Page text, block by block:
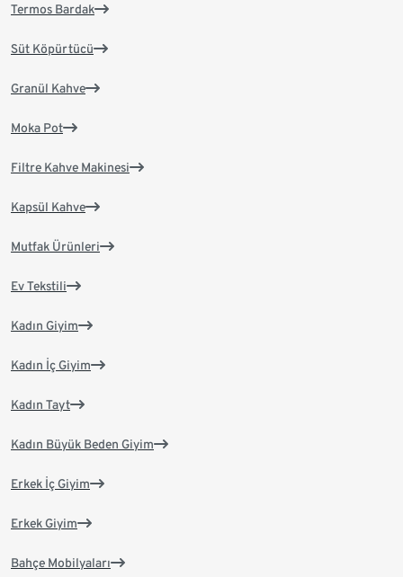
Termos Bardak
Süt Köpürtücü
Granül Kahve
Moka Pot
Filtre Kahve Makinesi
Kapsül Kahve
Mutfak Ürünleri
Ev Tekstili
Kadın Giyim
Kadın İç Giyim
Kadın Tayt
Kadın Büyük Beden Giyim
Erkek İç Giyim
Erkek Giyim
Bahçe Mobilyaları